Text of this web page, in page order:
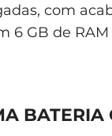
com
GB de RAM
BATERIA